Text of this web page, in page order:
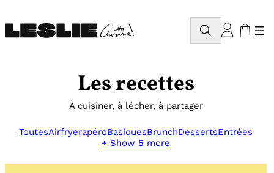
au
contenu
Rechercher
Les recettes
À cuisiner, à lécher, à partager
ToutesAirfryerapéroBasiquesBrunchDessertsEntrées
+ Show 5 more